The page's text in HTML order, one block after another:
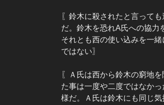
〖鈴木に殺されたと言って
だ。鈴木を恐れA氏への協力
それとも西の使い込みを一
ではない〗
〖Ａ氏は西から鈴木の窮地
た事は一度や二度ではなか
様だ。Ａ氏は鈴木にも同じ